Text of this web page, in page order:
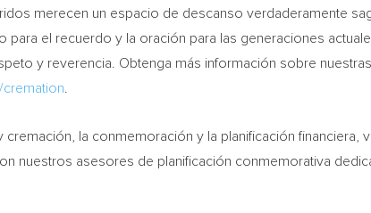
merecen un espacio de descanso verdaderamente
el recuerdo y la oración para las generaciones
y reverencia. Obtenga más información sobre
la conmemoración y la planificación financiera,
nuestros asesores de planificación conmemorativa